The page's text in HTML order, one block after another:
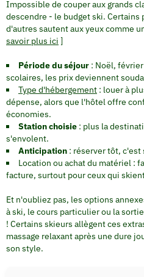
Impossible de couper aux grands
descendre - le budget ski.
d'autres sautent aux yeux comme
savoir plus ici ]
Période du séjour : Noël,
scolaires, les prix deviennent
Type d'hébergement : louer à
dépense, alors que l'hôtel offre
économies.
Station choisie : plus la
s'envolent.
Anticipation : réserver tôt, c'est
Location ou achat du matériel :
facture, surtout pour ceux qui
Et n'oubliez pas, les options
à ski, le cours particulier ou la
! Certains skieurs allègent ces
massage relaxant après une dure
son style.